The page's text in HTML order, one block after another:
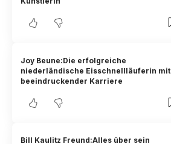
Joy Beune:Die erfolgreiche
niederländische Eisschnellläuferin mit
beeindruckender Karriere
Bill Kaulitz Freund:Alles über sein